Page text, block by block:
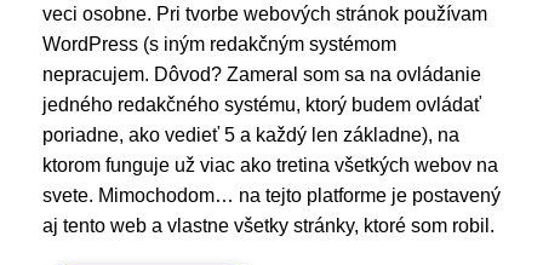
veci osobne. Pri tvorbe webových stránok používam
WordPress (s iným redakčným systémom
nepracujem. Dôvod? Zameral som sa na ovládanie
jedného redakčného systému, ktorý budem ovládať
poriadne, ako vedieť 5 a každý len základne), na
ktorom funguje už viac ako tretina všetkých webov na
svete. Mimochodom… na tejto platforme je postavený
aj tento web a vlastne všetky stránky, ktoré som robil.